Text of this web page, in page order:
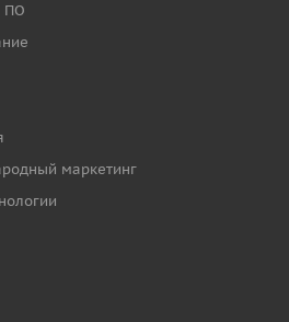
ПО
маркетинг